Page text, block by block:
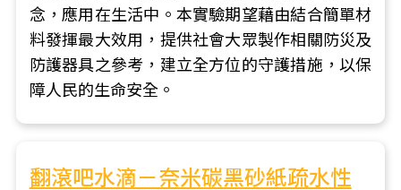
念，應用在生活中。本實驗期望藉由結合簡單材
料發揮最大效用，提供社會大眾製作相關防災及
防護器具之參考，建立全方位的守護措施，以保
障人民的生命安全。
翻滾吧水滴－奈米碳黑砂紙疏水性